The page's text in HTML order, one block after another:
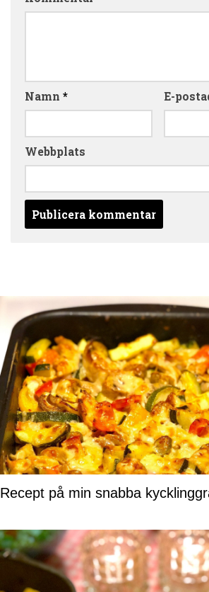
Namn * E-
Webbplats
Recept på min snabba